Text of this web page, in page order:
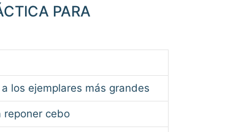
PARA
los ejemplares más grandes
reponer cebo